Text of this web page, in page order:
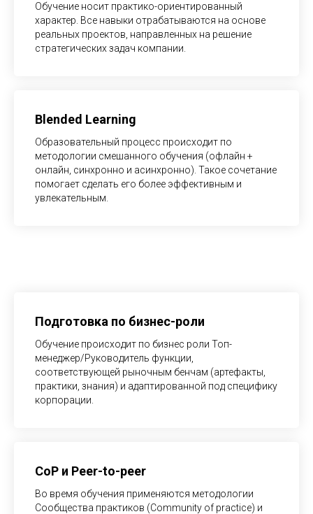
Обучение носит практико-ориентированный
характер. Все навыки отрабатываются на основе
реальных проектов, направленных на решение
стратегических задач компании.
Blended Learning
Образовательный процесс происходит по
методологии смешанного обучения (офлайн +
онлайн, синхронно и асинхронно). Такое сочетание
помогает сделать его более эффективным и
увлекательным.
Подготовка по бизнес-роли
Обучение происходит по бизнес роли Топ-
менеджер/Руководитель функции,
соответствующей рыночным бенчам (артефакты,
практики, знания) и адаптированной под специфику
корпорации.
CoP и Peer-to-peer
Во время обучения применяются методологии
Сообщества практиков (Community of practice) и